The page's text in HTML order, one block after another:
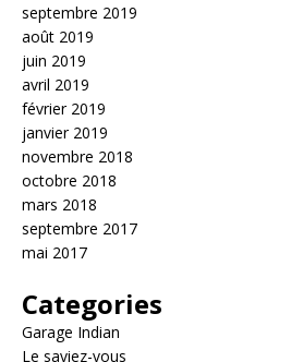
septembre 2019
août 2019
juin 2019
avril 2019
février 2019
janvier 2019
novembre 2018
octobre 2018
mars 2018
septembre 2017
mai 2017
Categories
Garage Indian
Le saviez-vous